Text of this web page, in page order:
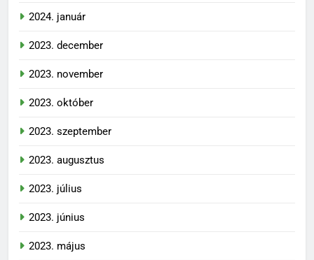
2024. január
2023. december
2023. november
2023. október
2023. szeptember
2023. augusztus
2023. július
2023. június
2023. május